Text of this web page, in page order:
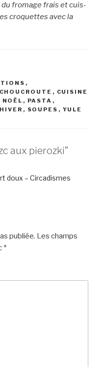
fromage frais et cuis-
croquettes avec la
,
CHOUCROUTE , CUISINE
NOËL , PASTA ,
, SOUPES , YULE
aux pierozki”
doux – Circadismes
publiée. Les champs
*